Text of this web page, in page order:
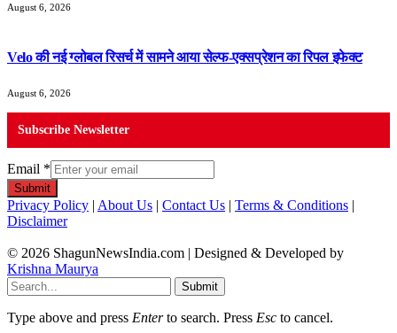
August 6, 2026
Velo की नई ग्लोबल रिसर्च में सामने आया सेल्फ-एक्सप्रेशन का रिपल इफेक्ट
August 6, 2026
Subscribe Newsletter
Email *
Submit
Privacy Policy | About Us | Contact Us | Terms & Conditions |
Disclaimer
© 2026 ShagunNewsIndia.com | Designed & Developed by
Krishna Maurya
Submit
Type above and press Enterto search. Press Esc to cancel.